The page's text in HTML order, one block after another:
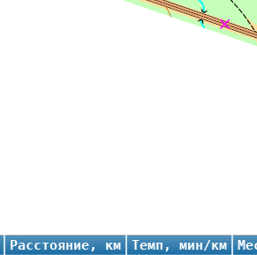
Расстояние, км Темп, мин/км